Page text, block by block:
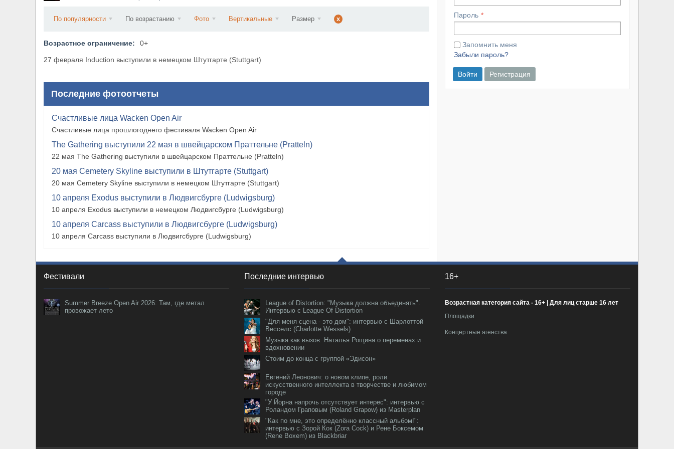
По популярности По возрастанию Фото Вертикальные Размер x
Возрастное ограничение: 0+
27 февраля Induction выступили в немецком Штутгарте (Stuttgart)
Последние фотоотчеты
Счастливые лица Wacken Open Air
Счастливые лица прошлогоднего фестиваля Wacken Open Air
The Gathering выступили 22 мая в швейцарском Праттельне (Pratteln)
22 мая The Gathering выступили в швейцарском Праттельне (Pratteln)
20 мая Cemetery Skyline выступили в Штутгарте (Stuttgart)
20 мая Cemetery Skyline выступили в немецком Штутгарте (Stuttgart)
10 апреля Exodus выступили в Людвигсбурге (Ludwigsburg)
10 апреля Exodus выступили в немецком Людвигсбурге (Ludwigsburg)
10 апреля Carcass выступили в Людвигсбурге (Ludwigsburg)
10 апреля Carcass выступили в Людвигсбурге (Ludwigsburg)
Пароль
Запомнить меня
Забыли пароль?
Войти Регистрация
Фестивали
Summer Breeze Open Air 2026: Там, где метал
провожает лето
Последние интервью
League of Distortion: "Музыка должна объединять".
Интервью с League Of Distortion
"Для меня сцена - это дом": интервью с Шарлоттой
Весселс (Charlotte Wessels)
Музыка как вызов: Наталья Рощина о переменах и
вдохновении
Стоим до конца с группой «Эдисон»
Евгений Леонович: о новом клипе, роли
искусственного интеллекта в творчестве и любимом
городе
"У Йорна напрочь отсутствует интерес": интервью с
Роландом Граповым (Roland Grapow) из Masterplan
"Как по мне, это определённо классный альбом!":
интервью с Зорой Кок (Zora Cock) и Рене Боксемом
(Rene Boxem) из Blackbriar
16+
Возрастная категория сайта - 16+ | Для лиц старше 16 лет
Площадки
Концертные агенства